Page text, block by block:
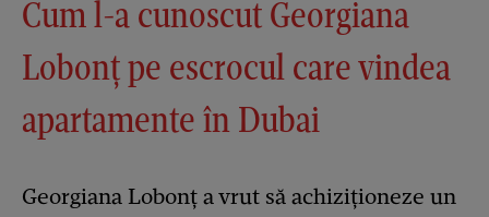
Cum l-a cunoscut Georgiana
Lobonț pe escrocul care vindea
apartamente în Dubai
Georgiana Lobonț a vrut să achiziționeze un